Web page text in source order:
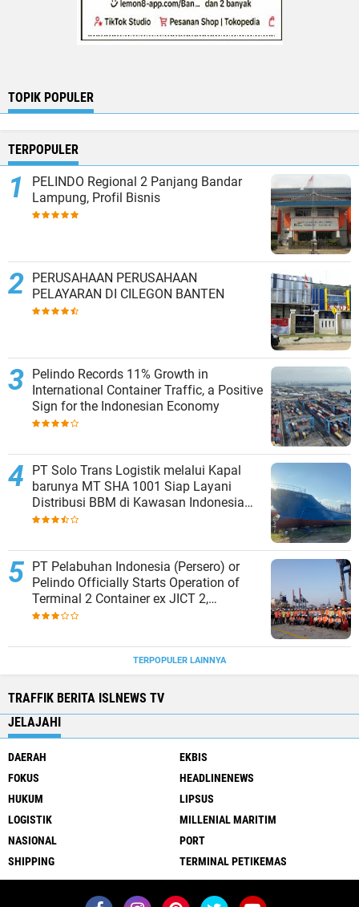
TOPIK POPULER
TERPOPULER
PELINDO Regional 2 Panjang Bandar
Lampung, Profil Bisnis
PERUSAHAAN PERUSAHAAN
PELAYARAN DI CILEGON BANTEN
Pelindo Records 11% Growth in
International Container Traffic, a Positive
Sign for the Indonesian Economy
PT Solo Trans Logistik melalui Kapal
barunya MT SHA 1001 Siap Layani
Distribusi BBM di Kawasan Indonesia
bagian Timur
PT Pelabuhan Indonesia (Persero) or
Pelindo Officially Starts Operation of
Terminal 2 Container ex JICT 2,
Strengthening Productivity of Tanjung
TERPOPULER LAINNYA
TRAFFIK BERITA ISLNEWS TV
JELAJAHI
DAERAH
EKBIS
FOKUS
HEADLINENEWS
HUKUM
LIPSUS
LOGISTIK
MILLENIAL MARITIM
NASIONAL
PORT
SHIPPING
TERMINAL PETIKEMAS